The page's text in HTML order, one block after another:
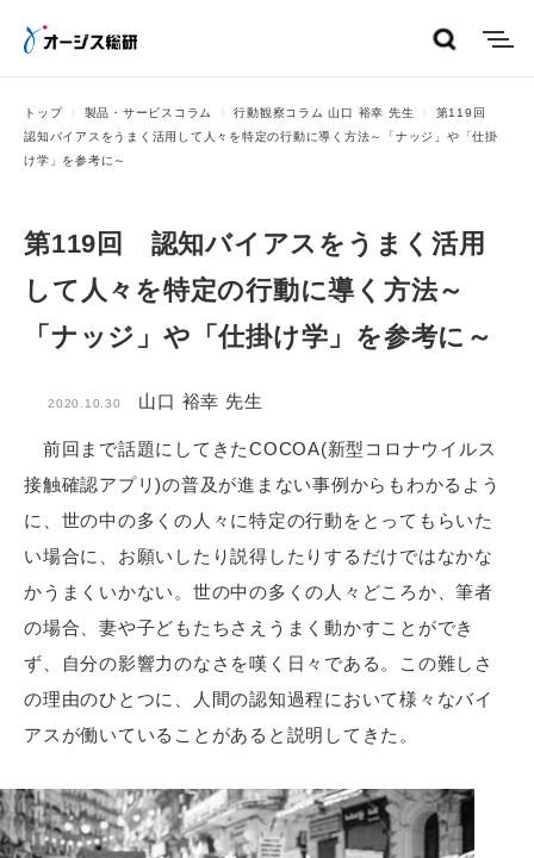
トップ 製品・サービスコラム 行動観察コラム 山口 裕幸 先生
第119回
認知バイアスをうまく活用して人々を特定の行動に導く方法～「ナッジ」や「仕掛
け学」を参考に～
第119回 認知バイアスをうまく活用
して人々を特定の行動に導く方法～
「ナッジ」や「仕掛け学」を参考に～
2020.10.30 山口 裕幸 先生
前回まで話題にしてきたCOCOA(新型コロナウイルス
接触確認アプリ)の普及が進まない事例からもわかるよう
に、世の中の多くの人々に特定の行動をとってもらいた
い場合に、お願いしたり説得したりするだけではなかな
かうまくいかない。世の中の多くの人々どころか、筆者
の場合、妻や子どもたちさえうまく動かすことができ
ず、自分の影響力のなさを嘆く日々である。この難しさ
の理由のひとつに、人間の認知過程において様々なバイ
アスが働いていることがあると説明してきた。